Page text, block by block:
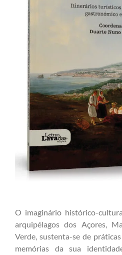
O imaginário histórico-
arquipélagos dos Açores,
Verde, sustenta-se de
memórias da sua